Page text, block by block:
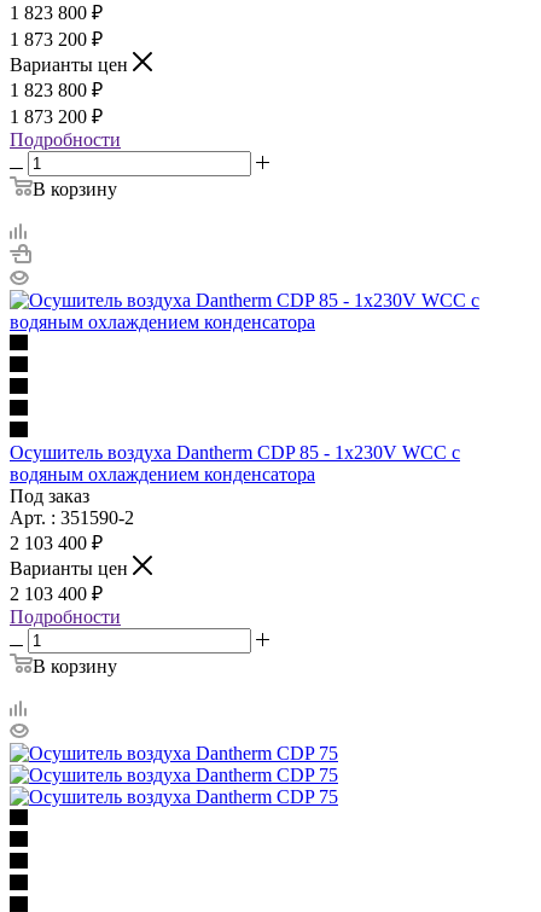
1 823 800 ₽
1 873 200 ₽
Варианты цен
1 823 800 ₽
1 873 200 ₽
Подробности
В корзину
Осушитель воздуха Dantherm CDP 85 - 1x230V WCC с
водяным охлаждением конденсатора
Под заказ
Арт. : 351590-2
2 103 400 ₽
Варианты цен
2 103 400 ₽
Подробности
В корзину